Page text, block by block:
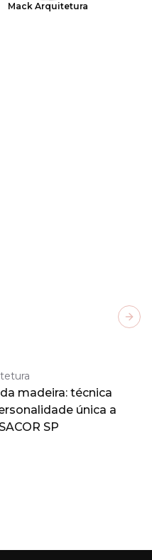
Mack Arquitetura
madeira: técnica
única a
SP